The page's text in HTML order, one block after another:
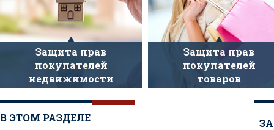
Защита прав
покупателей
недвижимости
Защита прав
покупателей
товаров
В ЭТОМ РАЗДЕЛЕ